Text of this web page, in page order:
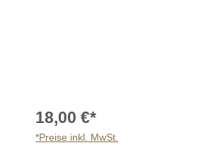
18,00 €*
*Preise inkl. MwSt.